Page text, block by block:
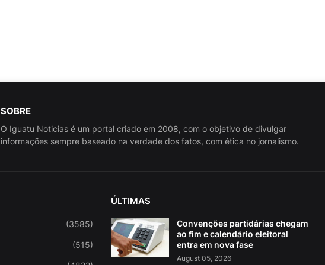
SOBRE
O Iguatu Noticias é um portal criado em 2008, com o objetivo de divulgar
informações sempre baseado na verdade dos fatos, com ética no jornalismo.
(3585)
(515)
ÚLTIMAS
Convenções partidárias chegam
ao fim e calendário eleitoral
entra em nova fase
August 05, 2026